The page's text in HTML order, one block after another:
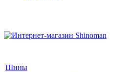
Шины